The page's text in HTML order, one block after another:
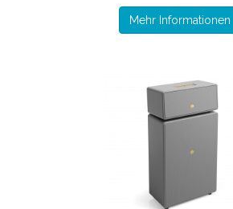
Mehr Informationen